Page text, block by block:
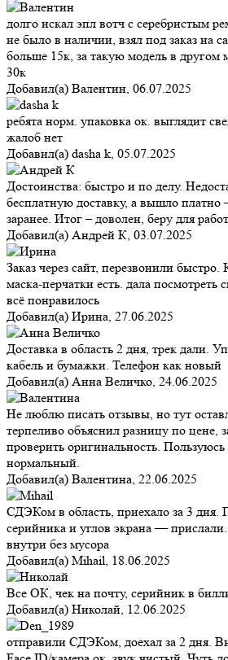
долго искал эпл вотч с серебристым
не было в наличии, взял под заказ на
больше 15к, за такую модель в другом
30к
Добавил(а) Валентин, 06.07.2025
ребята норм. упаковка ок. выглядит
жалоб нет
Добавил(а) dasha k, 05.07.2025
Достоинства: быстро и по делу.
бесплатную доставку, а вышло платно
заранее. Итог – доволен, беру для
Добавил(а) Андрей К, 03.07.2025
Заказ через сайт, перезвонили быстро.
маска-перчатки есть. дала посмотреть
всё понравилось
Добавил(а) Ирина, 27.06.2025
Доставка в область 2 дня, трек дали.
кабель и бумажки. Телефон как новый
Добавил(а) Анна Величко, 24.06.2025
Не люблю писать отзывы, но тут
терпеливо объяснил разницу по цене,
проверить оригинальность.
нормальный.
Добавил(а) Валентина, 22.06.2025
СДЭКом в область, приехало за 3 дня.
серийника и углов экрана —
внутри без мусора
Добавил(а) Mihail, 18.06.2025
Все ОК, чек на почту, серийник в
Добавил(а) Николай, 12.06.2025
отправили СДЭКом, доехал за 2 дня.